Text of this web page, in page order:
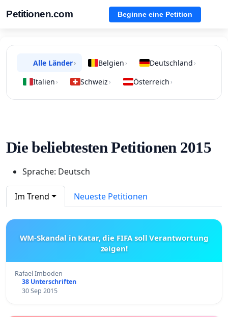
Petitionen.com Beginne eine Petition
Alle Länder› Belgien › Deutschland ›
Italien › Schweiz › Österreich ›
Die beliebtesten Petitionen 2015
Sprache: Deutsch
Im Trend Neueste Petitionen
WM-Skandal in Katar, die FIFA soll Verantwortung
zeigen!
Rafael Imboden
38 Unterschriften
30 Sep 2015